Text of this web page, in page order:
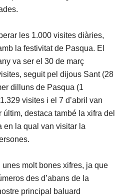
les 1.000 visites diàries,
la festivitat de Pasqua. El
va ser el 30 de març
seguit pel dijous Sant (28
dilluns de Pasqua (1
visites i el 7 d’abril van
destaca també la xifra del
en la qual van visitar la
molt bones xifres, ja que
des d’abans de la
principal baluard